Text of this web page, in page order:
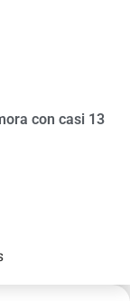
con casi 13